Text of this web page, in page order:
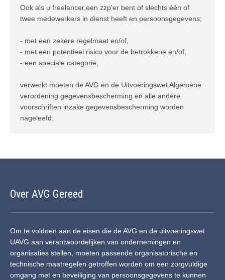
Ook als u freelancer,een zzp'er bent of slechts één of
twee medewerkers in dienst heeft en persoonsgegevens;
- met een zekere regelmaat en/of,
- met een potentieel risico voor de betrokkene en/of,
- een speciale categorie,
verwerkt moeten de AVG en de Uitvoeringswet Algemene
verordening gegevensbescherming en alle andere
voorschriften inzake gegevensbescherming worden
nageleefd.
Over AVG Gereed
Om te voldoen aan de eisen die de AVG en de uitvoeringswet
UAVG aan verantwoordelijken van ondernemingen en
organisaties stellen, moeten passende organisatorische en
technische maatregelen getroffen worden om een zorgvuldige
omgang met en beveiliging van persoonsgegevens te kunnen